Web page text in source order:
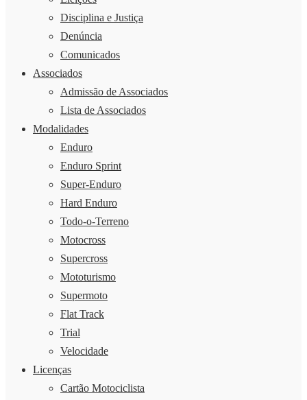
Disciplina e Justiça
Denúncia
Comunicados
Associados
Admissão de Associados
Lista de Associados
Modalidades
Enduro
Enduro Sprint
Super-Enduro
Hard Enduro
Todo-o-Terreno
Motocross
Supercross
Mototurismo
Supermoto
Flat Track
Trial
Velocidade
Licenças
Cartão Motociclista